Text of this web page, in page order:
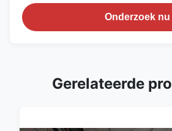
Onderzoek nu
Gerelateerde